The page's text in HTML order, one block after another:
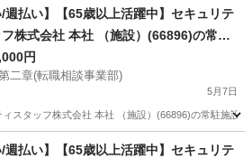
業務
/週払い】【65歳以上活躍中】セキュリテ
フ株式会社 本社 （施設）(66896)の常駐
正社員 - 諫早駅 長崎県諫早市(諫早)常
円
二章(転職相談事業部)
5月7日
ィスタッフ株式会社 本社 （施設）(66896)の常駐施
業務
/週払い】【65歳以上活躍中】セキュリテ